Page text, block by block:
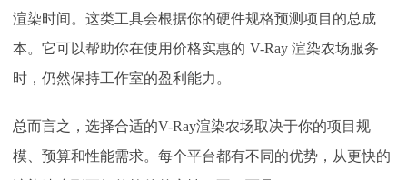
渲染时间。这类工具会根据你的硬件规格预测项目的总成
本。它可以帮助你在使用价格实惠的 V-Ray 渲染农场服务
时，仍然保持工作室的盈利能力。
总而言之，选择合适的V-Ray渲染农场取决于你的项目规
模、预算和性能需求。每个平台都有不同的优势，从更快的